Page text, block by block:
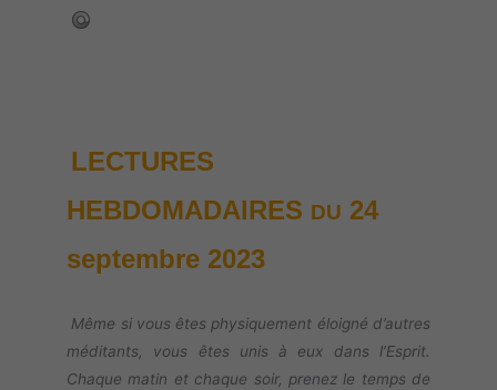
LECTURES
HEBDOMADAIRES DU 24
septembre 2023
Même si vous êtes physiquement éloigné d’autres
méditants, vous êtes unis à eux dans l’Esprit.
Chaque matin et chaque soir, prenez le temps de